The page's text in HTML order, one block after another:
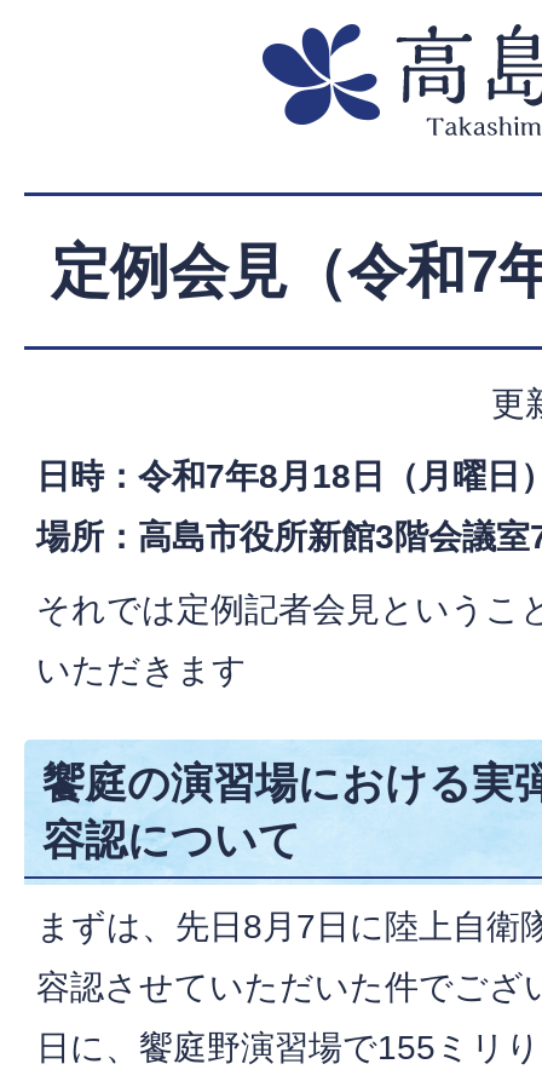
定例会見（令和7
更
日時：令和7年8月18日（月曜日
場所：高島市役所新館3階会議室
それでは定例記者会見というこ
いただきます
饗庭の演習場における実
容認について
まずは、先日8月7日に陸上自衛
容認させていただいた件でござ
日に、饗庭野演習場で155ミリ